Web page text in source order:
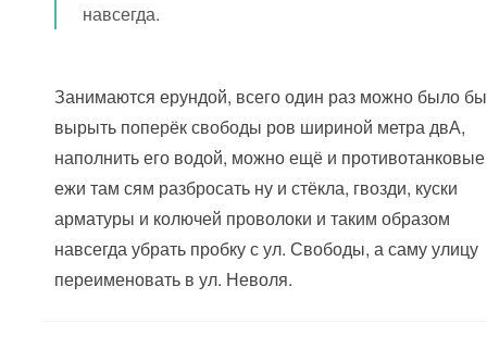
навсегда.
Занимаются ерундой, всего один раз можно было бы
вырыть поперёк свободы ров шириной метра двА,
наполнить его водой, можно ещё и противотанковые
ежи там сям разбросать ну и стёкла, гвозди, куски
арматуры и колючей проволоки и таким образом
навсегда убрать пробку с ул. Свободы, а саму улицу
переименовать в ул. Неволя.